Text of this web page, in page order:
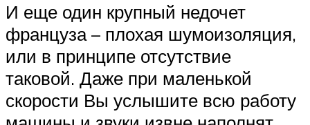
И еще один крупный недочет
француза – плохая шумоизоляция,
или в принципе отсутствие
таковой. Даже при маленькой
скорости Вы услышите всю работу